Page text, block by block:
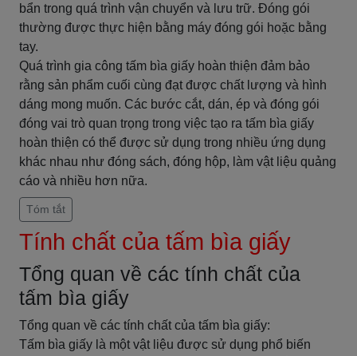
bẩn trong quá trình vận chuyển và lưu trữ. Đóng gói
thường được thực hiện bằng máy đóng gói hoặc bằng
tay.
Quá trình gia công tấm bìa giấy hoàn thiện đảm bảo
rằng sản phẩm cuối cùng đạt được chất lượng và hình
dáng mong muốn. Các bước cắt, dán, ép và đóng gói
đóng vai trò quan trọng trong việc tạo ra tấm bìa giấy
hoàn thiện có thể được sử dụng trong nhiều ứng dụng
khác nhau như đóng sách, đóng hộp, làm vật liệu quảng
cáo và nhiều hơn nữa.
Tóm tắt
Tính chất của tấm bìa giấy
Tổng quan về các tính chất của
tấm bìa giấy
Tổng quan về các tính chất của tấm bìa giấy:
Tấm bìa giấy là một vật liệu được sử dụng phổ biến